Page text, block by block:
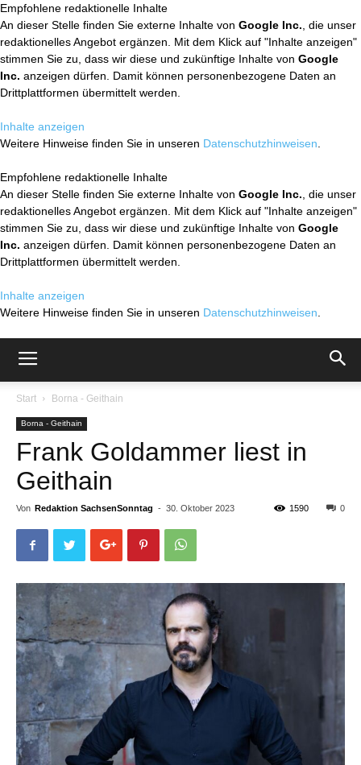
Empfohlene redaktionelle Inhalte
An dieser Stelle finden Sie externe Inhalte von Google Inc. , die unser
redaktionelles Angebot ergänzen. Mit dem Klick auf "Inhalte anzeigen"
stimmen Sie zu, dass wir diese und zukünftige Inhalte von Google
Inc. anzeigen dürfen. Damit können personenbezogene Daten an
Drittplattformen übermittelt werden.
Inhalte anzeigen
Weitere Hinweise finden Sie in unseren Datenschutzhinweisen
Empfohlene redaktionelle Inhalte
An dieser Stelle finden Sie externe Inhalte von Google Inc. , die unser
redaktionelles Angebot ergänzen. Mit dem Klick auf "Inhalte anzeigen"
stimmen Sie zu, dass wir diese und zukünftige Inhalte von Google
Inc. anzeigen dürfen. Damit können personenbezogene Daten an
Drittplattformen übermittelt werden.
Inhalte anzeigen
Weitere Hinweise finden Sie in unseren Datenschutzhinweisen
Start Borna - Geithain
Borna - Geithain
Frank Goldammer liest in
Geithain
Von Redaktion SachsenSonntag - 30. Oktober 2023 0
1590